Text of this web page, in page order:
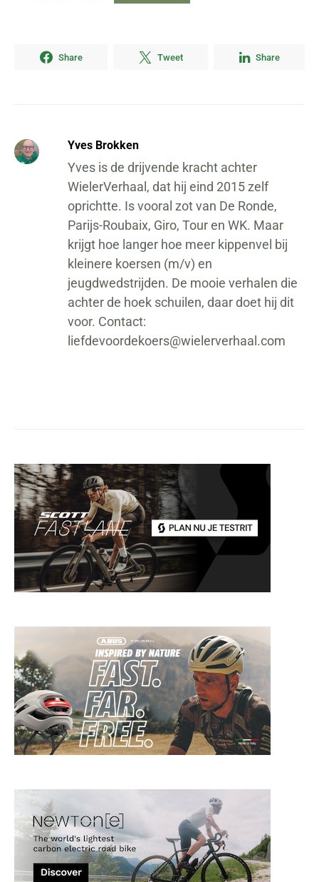
Share Tweet Share
Yves Brokken
Yves is de drijvende kracht achter
WielerVerhaal, dat hij eind 2015 zelf
oprichtte. Is vooral zot van De Ronde,
Parijs-Roubaix, Giro, Tour en WK. Maar
krijgt hoe langer hoe meer kippenvel bij
kleinere koersen (m/v) en
jeugdwedstrijden. De mooie verhalen die
achter de hoek schuilen, daar doet hij dit
voor. Contact:
liefdevoordekoers@wielerverhaal.com